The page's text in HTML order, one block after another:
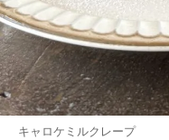
キャロケミルクレープ